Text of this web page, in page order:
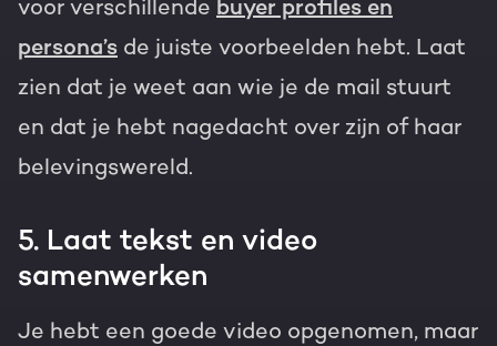
voor verschillende buyer profiles en
persona’s de juiste voorbeelden hebt. Laat
zien dat je weet aan wie je de mail stuurt
en dat je hebt nagedacht over zijn of haar
belevingswereld.
5. Laat tekst en video
samenwerken
Je hebt een goede video opgenomen, maar